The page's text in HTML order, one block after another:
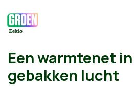
Een warmtenet
gebakken lucht